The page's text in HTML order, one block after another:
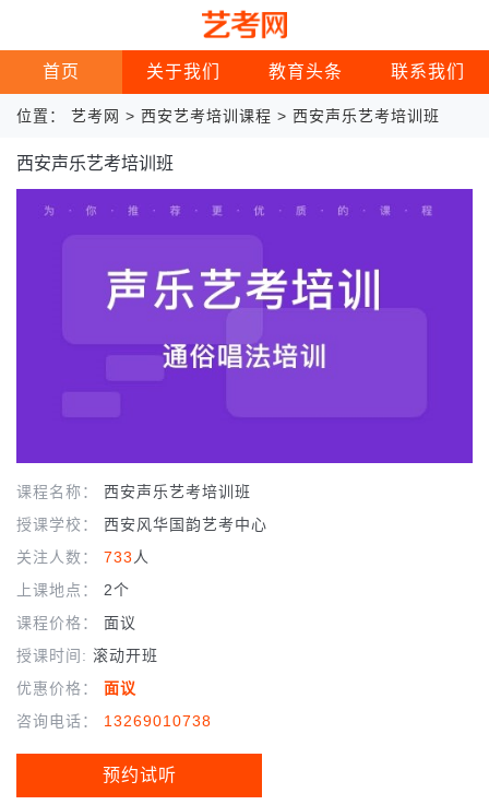
首页 关于我们 教育头条 联系我们
位置： 艺考网 > 西安艺考培训课程 > 西安声乐艺考培训班
西安声乐艺考培训班
课程名称：
西安声乐艺考培训班
授课学校：
西安风华国韵艺考中心
关注人数：
733 人
上课地点：
2个
课程价格：
面议
授课时间: 滚动开班
优惠价格：
面议
咨询电话：
13269010738
预约试听